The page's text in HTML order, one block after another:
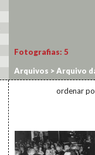
Fotografias: 5
Arquivos >Arquivo
ordenar